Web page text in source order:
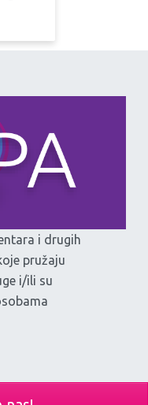
i drugih
pružaju
i/ili su